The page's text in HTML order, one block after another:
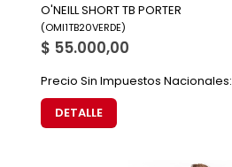
O'NEILL SHORT TB PORTER
(OMI1TB20VERDE)
$ 55.000,00
Precio Sin Impuestos Nacionales:
DETALLE